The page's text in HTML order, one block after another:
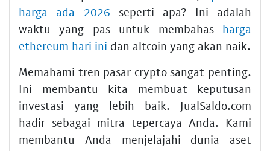
harga ada 2026 seperti apa? Ini adalah
waktu yang pas untuk membahas harga
ethereum hari ini dan altcoin yang akan naik.
Memahami tren pasar crypto sangat penting.
Ini membantu kita membuat keputusan
investasi yang lebih baik. JualSaldo.com
hadir sebagai mitra tepercaya Anda. Kami
membantu Anda menjelajahi dunia aset